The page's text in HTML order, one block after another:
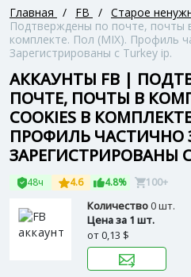
Главная / FB / Старое
Подтверждены по почте, почты
комплекте. Пол (MIX). Профиль
Зарегистрированы с Turkey ip.
АККАУНТЫ FB |
ПОЧТЕ, ПОЧТЫ В
COOKIES В
ПРОФИЛЬ ЧАСТИЧНО
ЗАРЕГИСТРИРОВАНЫ С
48ч 4.6 4.8% 100+
Количество0 шт.
Цена за 1 шт.
от0,13 $